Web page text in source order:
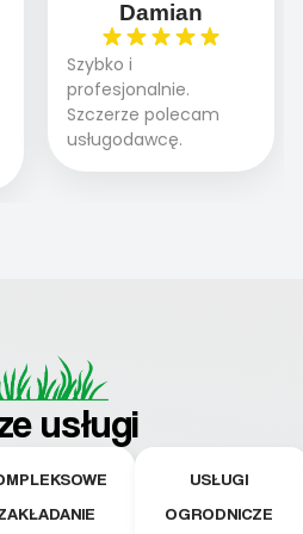
Damian
Szybko i
profesjonalnie.
Szczerze polecam
usługodawcę.
usługi
USŁUGI
OGRODNICZE